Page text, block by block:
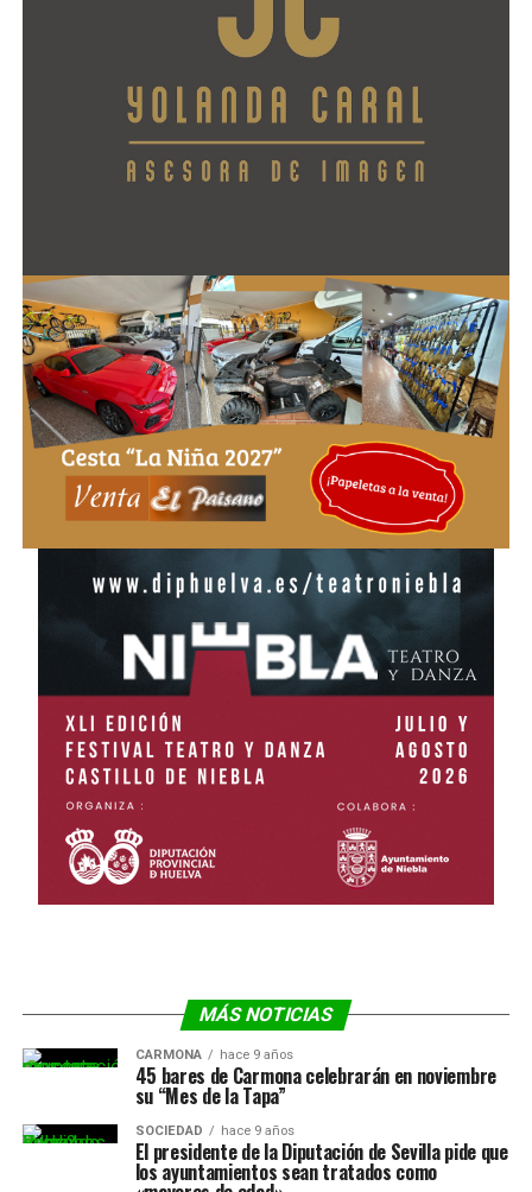
MÁS NOTICIAS
CARMONA hace 9 años
45 bares de Carmona celebrarán en noviembre
su “Mes de la Tapa”
SOCIEDAD hace 9 años
El presidente de la Diputación de Sevilla pide que
los ayuntamientos sean tratados como